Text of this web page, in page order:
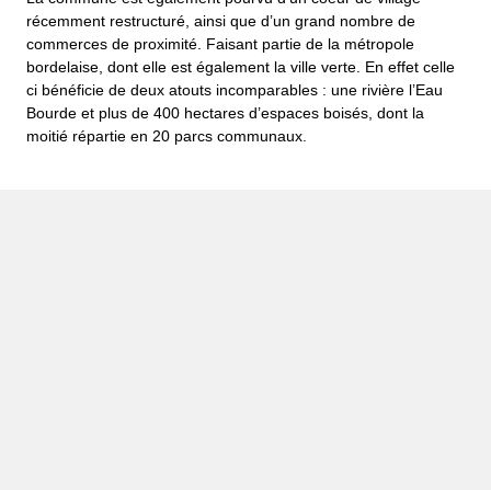
récemment restructuré, ainsi que d’un grand nombre de
commerces de proximité. Faisant partie de la métropole
bordelaise, dont elle est également la ville verte. En effet celle
ci bénéficie de deux atouts incomparables : une rivière l’Eau
Bourde et plus de 400 hectares d’espaces boisés, dont la
moitié répartie en 20 parcs communaux.